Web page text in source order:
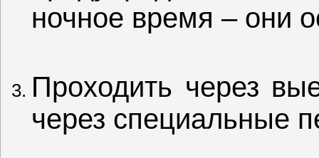
ночное время – они
Проходить через
через специальные